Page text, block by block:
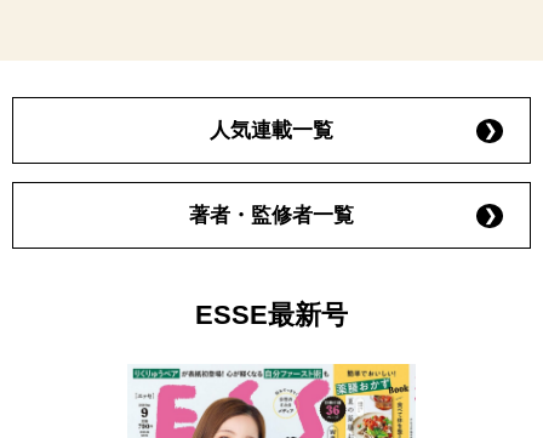
人気連載一覧
著者・監修者一覧
ESSE最新号